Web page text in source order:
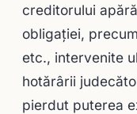
creditorului
obligaţiei,
etc., intervenite
hotărârii
pierdut puterea